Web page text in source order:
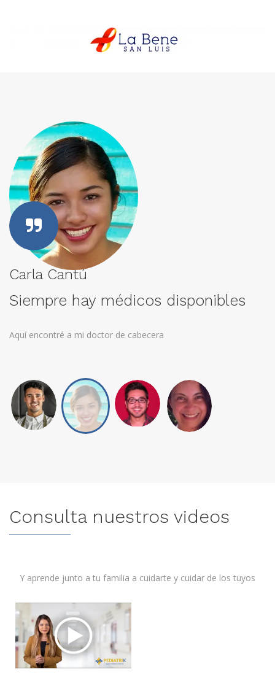
Carla Cantú
Siempre hay médicos disponibles
Aquí encontré a mi doctor de cabecera
Consulta nuestros videos
Y aprende junto a tu familia a cuidarte y cuidar de los tuyos